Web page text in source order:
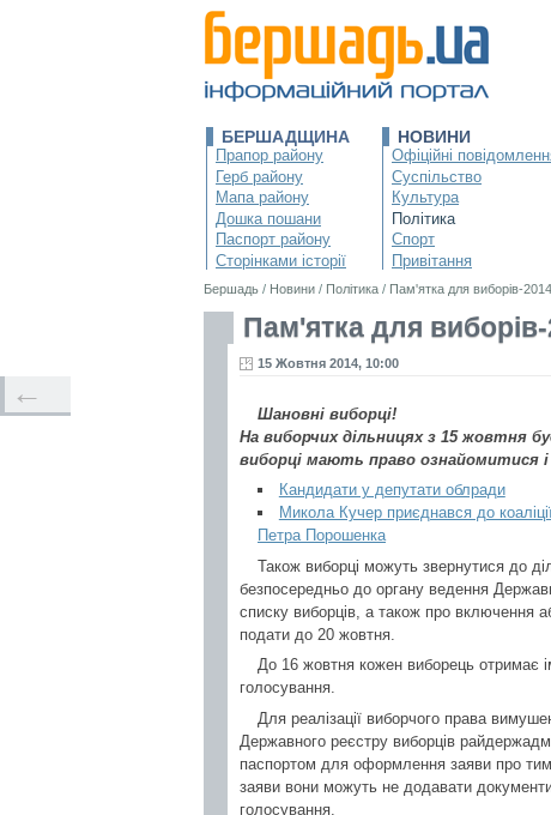
БЕРШАДЩИНА
Прапор району
Герб району
Мапа району
Дошка пошани
Паспорт району
Сторінками історії
НОВИНИ
Офіційні
Суспільство
Культура
Політика
Спорт
Привітання
Бершадь / Новини / Політика / Пам'ятка для виборів-
Пам'ятка для
15 Жовтня 2014, 10:00
Шановні виборці!
На виборчих дільницях з 15 жовтня
виборці мають право ознайомитися
Кандидати у депутати облради
Микола Кучер приєднався до
Петра Порошенка
Також виборці можуть звернутися до
безпосередньо до органу ведення
списку виборців, а також про включення
подати до 20 жовтня.
До 16 жовтня кожен виборець отримає
голосування.
Для реалізації виборчого права
Державного реєстру виборців
паспортом для оформлення заяви про
заяви вони можуть не додавати
голосування.
←